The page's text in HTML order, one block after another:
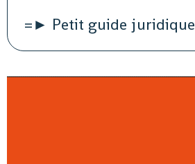
=► Petit guide juridique